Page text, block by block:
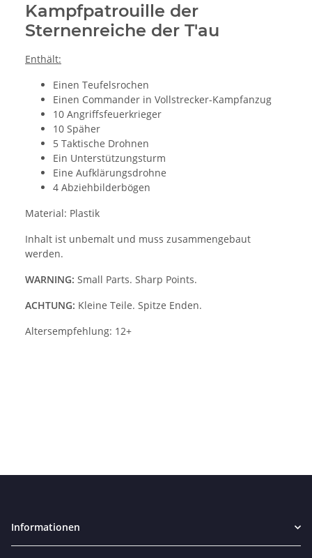
Kampfpatrouille der
Sternenreiche der T'au
Enthält:
Einen Teufelsrochen
Einen Commander in Vollstrecker-Kampfanzug
10 Angriffsfeuerkrieger
10 Späher
5 Taktische Drohnen
Ein Unterstützungsturm
Eine Aufklärungsdrohne
4 Abziehbilderbögen
Material: Plastik
Inhalt ist unbemalt und muss zusammengebaut
werden.
WARNING: Small Parts. Sharp Points.
ACHTUNG: Kleine Teile. Spitze Enden.
Altersempfehlung: 12+
Informationen